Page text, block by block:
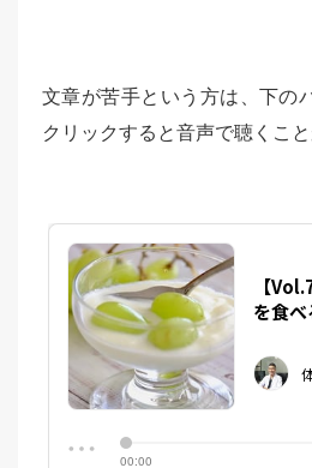
文章が苦手という方は、下の
クリックすると音声で聴くこと